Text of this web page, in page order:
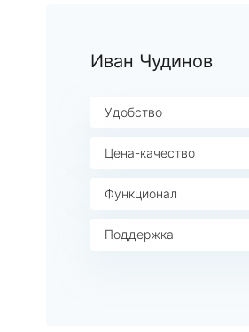
Иван Чудинов
Удобство
Цена-качество
Функционал
Поддержка